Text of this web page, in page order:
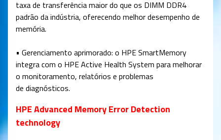
taxa de transferência maior do que os DIMM DDR4
padrão da indústria, oferecendo melhor desempenho de
memória.
• Gerenciamento aprimorado: o HPE SmartMemory
integra com o HPE Active Health System para melhorar
o monitoramento, relatórios e problemas
de diagnósticos.
HPE Advanced Memory Error Detection
technology